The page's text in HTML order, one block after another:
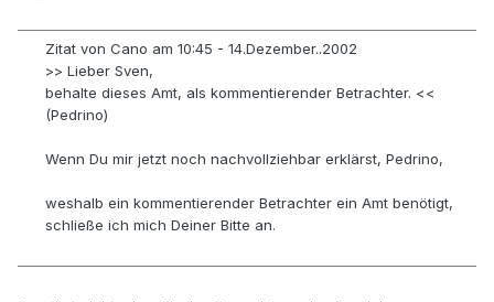
Zitat von Cano am 10:45 - 14.Dezember..2002
>> Lieber Sven,
behalte dieses Amt, als kommentierender Betrachter. <<
(Pedrino)
Wenn Du mir jetzt noch nachvollziehbar erklärst, Pedrino,
weshalb ein kommentierender Betrachter ein Amt benötigt,
schließe ich mich Deiner Bitte an.